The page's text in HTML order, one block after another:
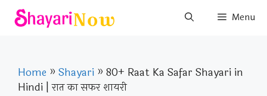
Skip
Menu
Home » Shayari » 80+ Raat Ka Safar Shayari in
Hindi | रात का सफर शायरी